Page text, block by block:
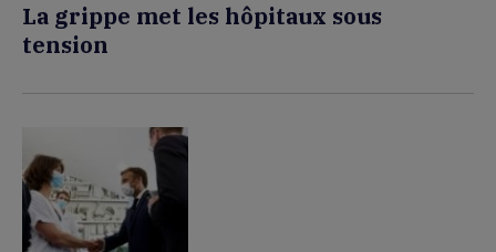
La grippe met les hôpitaux sous
tension